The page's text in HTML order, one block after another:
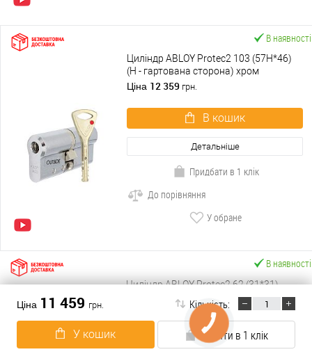
Ціна 11 459 грн. Кількість:
У кошик Купити в 1 клік
В наявності
Циліндр ABLOY Protec2 103 (57H*46)
(H - гартована сторона) хром
полірований
Ціна 12 359 грн.
В кошик
Детальніше
Придбати в 1 клік
До порівняння
У обране
В наявності
Циліндр ABLOY Protec2 62 (31*31)
хром полірований
В кошик